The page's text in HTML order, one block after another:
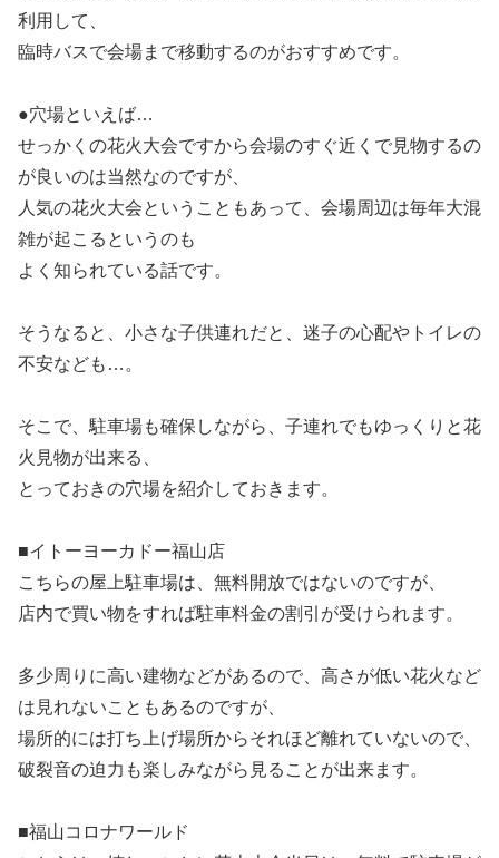
利用して、
臨時バスで会場まで移動するのがおすすめです。
●穴場といえば…
せっかくの花火大会ですから会場のすぐ近くで見物するの
が良いのは当然なのですが、
人気の花火大会ということもあって、会場周辺は毎年大混
雑が起こるというのも
よく知られている話です。
そうなると、小さな子供連れだと、迷子の心配やトイレの
不安なども…。
そこで、駐車場も確保しながら、子連れでもゆっくりと花
火見物が出来る、
とっておきの穴場を紹介しておきます。
■イトーヨーカドー福山店
こちらの屋上駐車場は、無料開放ではないのですが、
店内で買い物をすれば駐車料金の割引が受けられます。
多少周りに高い建物などがあるので、高さが低い花火など
は見れないこともあるのですが、
場所的には打ち上げ場所からそれほど離れていないので、
破裂音の迫力も楽しみながら見ることが出来ます。
■福山コロナワールド